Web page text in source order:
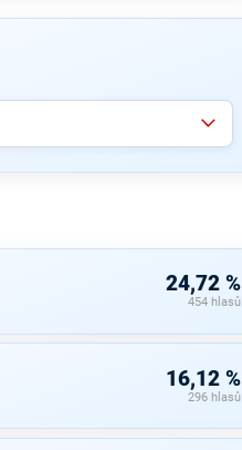
24,72 %
454 hlasů
16,12 %
296 hlasů